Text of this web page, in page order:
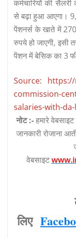
कर्मचारियों की सैलरी
से बढ़ा हुआ आएगा।
पेंशनर्स के खाते में
रुपये हो जाएगी, इसी
पेंशन में बेसिक का 3
Source: https://
commission-
salaries-with-
नोट :-हमारे वेबसाइट
जानकारी रोजाना
वेबसाइट
लिए